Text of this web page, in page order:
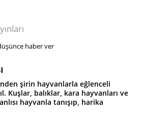
haber ver
şirin hayvanlarla eğlenceli
Kuşlar, balıklar, kara hayvanları ve
hayvanla tanışıp, harika